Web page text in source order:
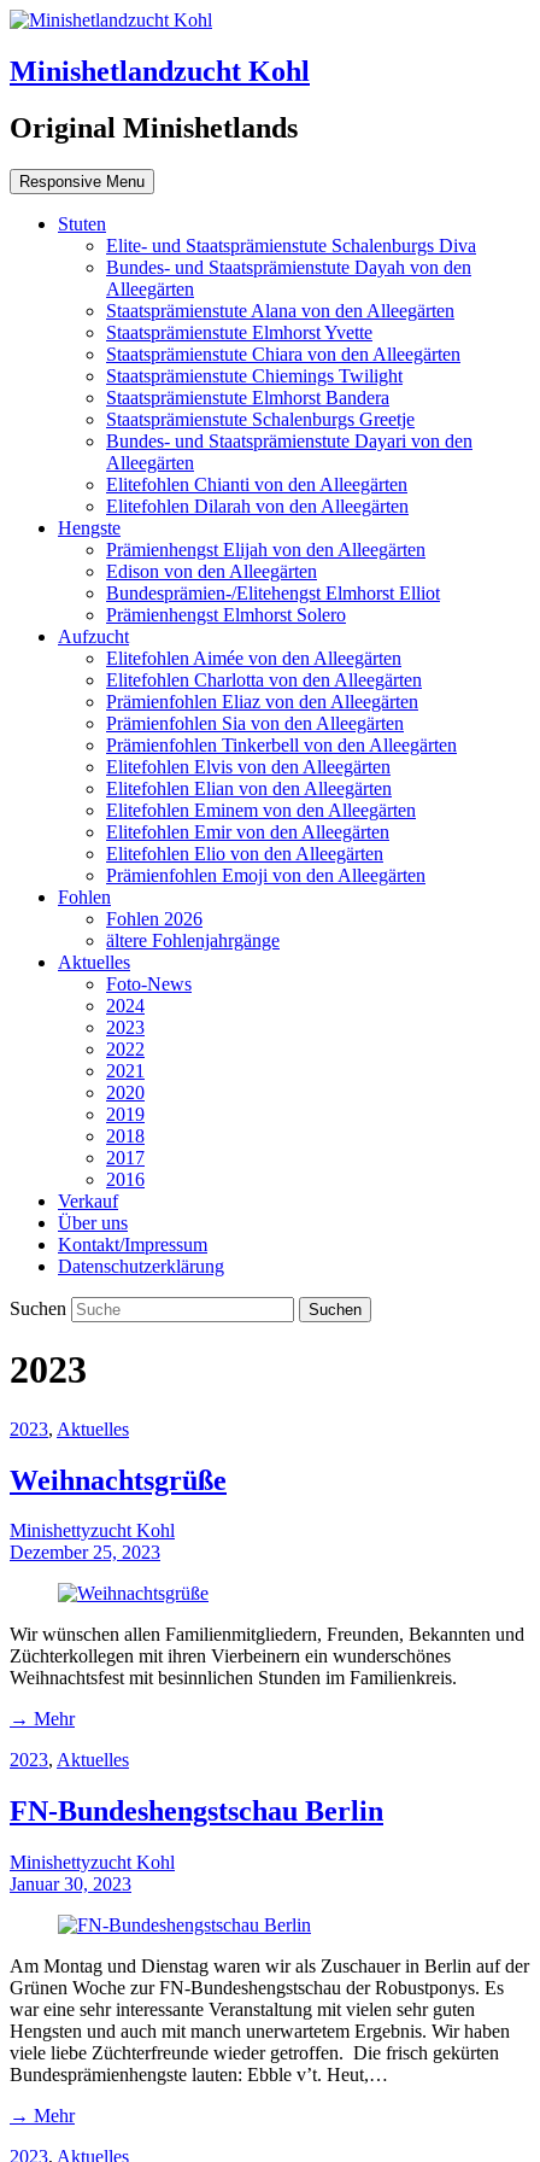
Minishetlandzucht Kohl
Original Minishetlands
Responsive Menu
Stuten
Elite- und Staatsprämienstute Schalenburgs Diva
Bundes- und Staatsprämienstute Dayah von den
Alleegärten
Staatsprämienstute Alana von den Alleegärten
Staatsprämienstute Elmhorst Yvette
Staatsprämienstute Chiara von den Alleegärten
Staatsprämienstute Chiemings Twilight
Staatsprämienstute Elmhorst Bandera
Staatsprämienstute Schalenburgs Greetje
Bundes- und Staatsprämienstute Dayari von den
Alleegärten
Elitefohlen Chianti von den Alleegärten
Elitefohlen Dilarah von den Alleegärten
Hengste
Prämienhengst Elijah von den Alleegärten
Edison von den Alleegärten
Bundesprämien-/Elitehengst Elmhorst Elliot
Prämienhengst Elmhorst Solero
Aufzucht
Elitefohlen Aimée von den Alleegärten
Elitefohlen Charlotta von den Alleegärten
Prämienfohlen Eliaz von den Alleegärten
Prämienfohlen Sia von den Alleegärten
Prämienfohlen Tinkerbell von den Alleegärten
Elitefohlen Elvis von den Alleegärten
Elitefohlen Elian von den Alleegärten
Elitefohlen Eminem von den Alleegärten
Elitefohlen Emir von den Alleegärten
Elitefohlen Elio von den Alleegärten
Prämienfohlen Emoji von den Alleegärten
Fohlen
Fohlen 2026
ältere Fohlenjahrgänge
Aktuelles
Foto-News
2024
2023
2022
2021
2020
2019
2018
2017
2016
Verkauf
Über uns
Kontakt/Impressum
Datenschutzerklärung
Suchen
2023
2023, Aktuelles
Weihnachtsgrüße
Minishettyzucht Kohl
Dezember 25, 2023
Wir wünschen allen Familienmitgliedern, Freunden, Bekannten und
Züchterkollegen mit ihren Vierbeinern ein wunderschönes
Weihnachtsfest mit besinnlichen Stunden im Familienkreis.
→ Mehr
2023, Aktuelles
FN-Bundeshengstschau Berlin
Minishettyzucht Kohl
Januar 30, 2023
Am Montag und Dienstag waren wir als Zuschauer in Berlin auf der
Grünen Woche zur FN-Bundeshengstschau der Robustponys. Es
war eine sehr interessante Veranstaltung mit vielen sehr guten
Hengsten und auch mit manch unerwartetem Ergebnis. Wir haben
viele liebe Züchterfreunde wieder getroffen. Die frisch gekürten
Bundesprämienhengste lauten: Ebble v’t. Heut,…
→ Mehr
2023, Aktuelles